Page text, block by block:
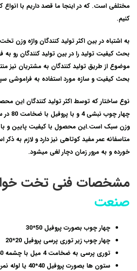
مختلفی است. که در اینجا ما قصد داریم با
کنیم.
به اشتباه در بین اکثر تولید کنندگان واژه وزن
بحث کیفیت تولید را در بین تولید کنندگان رو
موضوع از طریق تولید کنندگان به مشتریان نیز
بحث کیفیت و سازه مورد استفاده به فراموشی
نوع ساختار که توسط اکثر تولید کنندگان این
چهار
وزن سبک است.این محصول با کیفیت پایین و
متاسفانه عمر مفید کوتاهی نیز دارد و لازم به
خورده و به مرور زمان دچار لغی میشود.
مشخصات فنی تخت
صنعت
چهار چوب بصورت پروفیل 50*30
چهار چوب زیر توری پرسی پروفیل 20*20
توری پرسی به ضخامت 4 میل با چشمه 40*40
ستون ها بصورت پروفیل 40*40 یا لوله نمره 45 میباشد